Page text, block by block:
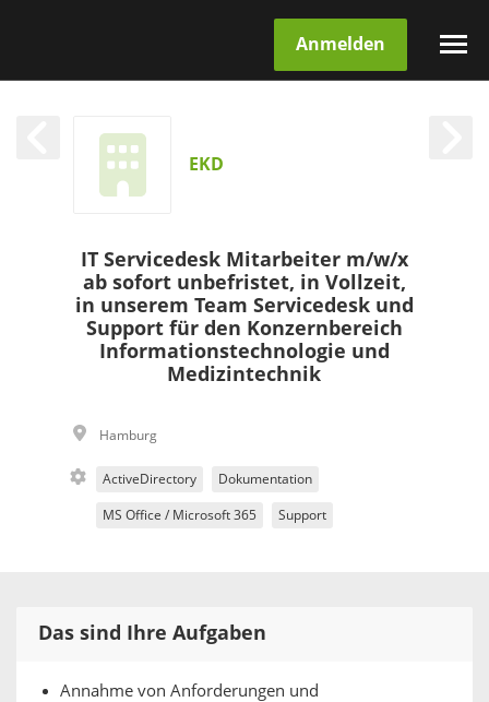
Anmelden
EKD
IT Servicedesk Mitarbeiter m/w/x
ab sofort unbefristet, in Vollzeit,
in unserem Team Servicedesk und
Support für den Konzernbereich
Informationstechnologie und
Medizintechnik
Hamburg
ActiveDirectory Dokumentation
MS Office / Microsoft 365 Support
Das sind Ihre Aufgaben
Annahme von Anforderungen und